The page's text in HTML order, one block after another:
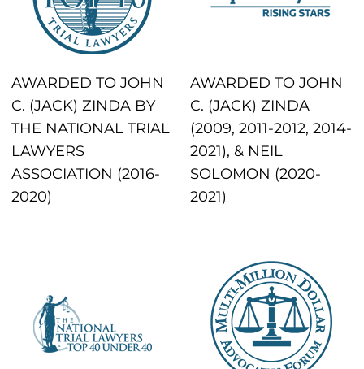
AWARDED TO JOHN
C. (JACK) ZINDA BY
THE NATIONAL TRIAL
LAWYERS
ASSOCIATION (2016-
2020)
AWARDED TO JOHN
C. (JACK) ZINDA
(2009, 2011-2012, 2014-
2021), & NEIL
SOLOMON (2020-
2021)